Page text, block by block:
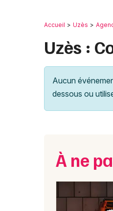
Accueil Uzès
Uzès :
Aucun
dessous ou
À ne